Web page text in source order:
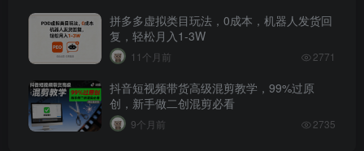
拼多多虚拟类目玩法，0成本，机器人发货回
复，轻松月入1-3W
11个月前 2771
抖音短视频带货高级混剪教学，99%过原
创，新手做二创混剪必看
9个月前 2735